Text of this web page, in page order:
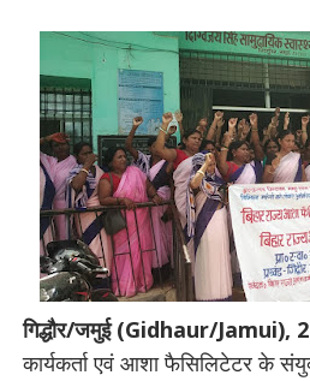
गिद्धौर/जमुई (Gidhaur/Jamui),
कार्यकर्ता एवं आशा फैसिलिटेटर के